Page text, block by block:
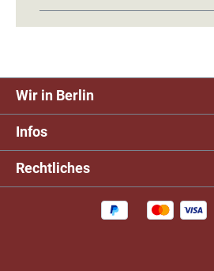
Wir in Berlin
Infos
Rechtliches